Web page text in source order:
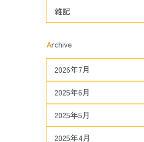
雑記
Archive
2026年7月
2025年6月
2025年5月
2025年4月